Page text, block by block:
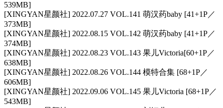
539MB]
[XINGYAN星颜社] 2022.07.27 VOL.141 萌汉药baby [41+1P／
373MB]
[XINGYAN星颜社] 2022.08.15 VOL.142 萌汉药baby [41+1P／
374MB]
[XINGYAN星颜社] 2022.08.23 VOL.143 果儿Victoria[60+1P／
638MB]
[XINGYAN星颜社] 2022.08.26 VOL.144 模特合集 [68+1P／
606MB]
[XINGYAN星颜社] 2022.09.06 VOL.145 果儿Victoria [68+1P／
543MB]